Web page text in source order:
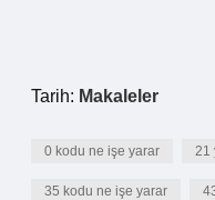
Tarih: Makaleler
0 kodu ne işe yarar 21
35 kodu ne işe yarar